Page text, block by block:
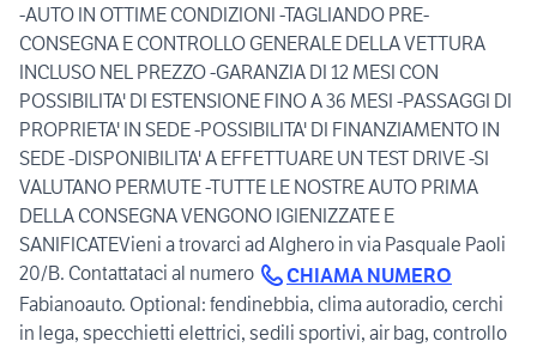
-AUTO IN OTTIME CONDIZIONI -TAGLIANDO PRE-
CONSEGNA E CONTROLLO GENERALE DELLA VETTURA
INCLUSO NEL PREZZO -GARANZIA DI 12 MESI CON
POSSIBILITA' DI ESTENSIONE FINO A 36 MESI -PASSAGGI DI
PROPRIETA' IN SEDE -POSSIBILITA' DI FINANZIAMENTO IN
SEDE -DISPONIBILITA' A EFFETTUARE UN TEST DRIVE -SI
VALUTANO PERMUTE -TUTTE LE NOSTRE AUTO PRIMA
DELLA CONSEGNA VENGONO IGIENIZZATE E
SANIFICATEVieni a trovarci ad Alghero in via Pasquale Paoli
20/B. Contattataci al numero
CHIAMA NUMERO
Fabianoauto. Optional: fendinebbia, clima autoradio, cerchi
in lega, specchietti elettrici, sedili sportivi, air bag, controllo